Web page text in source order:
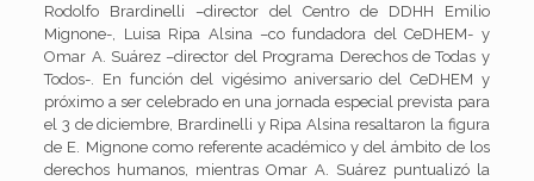
Rodolfo Brardinelli –director del Centro de DDHH Emilio
Mignone-, Luisa Ripa Alsina –co fundadora del CeDHEM- y
Omar A. Suárez –director del Programa Derechos de Todas y
Todos-. En función del vigésimo aniversario del CeDHEM y
próximo a ser celebrado en una jornada especial prevista para
el 3 de diciembre, Brardinelli y Ripa Alsina resaltaron la figura
de E. Mignone como referente académico y del ámbito de los
derechos humanos, mientras Omar A. Suárez puntualizó la